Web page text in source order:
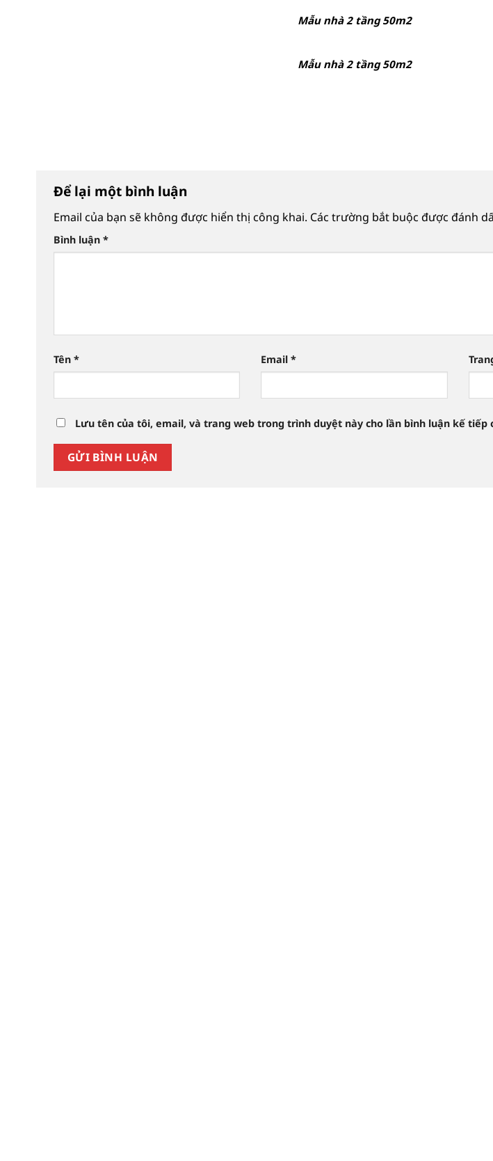
Mẫu nhà 2 tầng 50m2
Mẫu nhà 2 tầng 50m2
Để lại một bình luận
Email của bạn sẽ không được hiển thị công khai. Các trường bắt buộc được đánh
Bình luận *
Tên * Email*
Lưu tên của tôi, email, và trang web trong trình duyệt này cho lần bình luận kế tiếp